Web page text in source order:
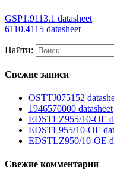
GSP1.9113.1 datasheet
6110.4115 datasheet
Найти:
Свежие записи
OSTTJ075152
1946570000 datasheet
EDSTLZ955/10-OE
EDSTL955/10-OE
EDSTLZ950/10-OE
Свежие комментарии